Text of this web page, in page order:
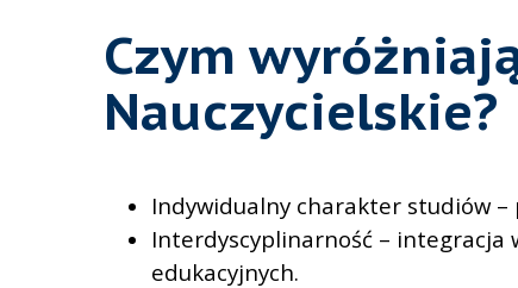
Czym
Nauczycielskie?
Indywidualny charakter studiów
Interdyscyplinarność – integracja
edukacyjnych.